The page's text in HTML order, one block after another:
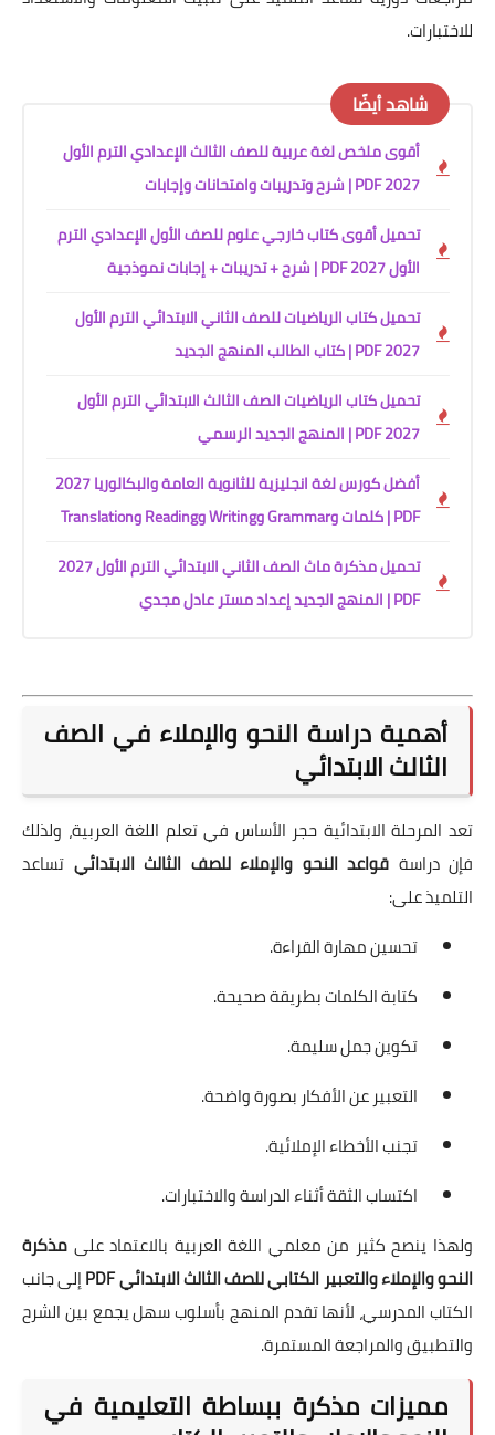
للاختبارات.
شاهد أيضًا
أقوى ملخص لغة عربية للصف الثالث الإعدادي الترم الأول
2027 PDF | شرح وتدريبات وامتحانات وإجابات
تحميل أقوى كتاب خارجي علوم للصف الأول الإعدادي الترم
الأول 2027 PDF | شرح + تدريبات + إجابات نموذجية
تحميل كتاب الرياضيات للصف الثاني الابتدائي الترم الأول
2027 PDF | كتاب الطالب المنهج الجديد
تحميل كتاب الرياضيات الصف الثالث الابتدائي الترم الأول
2027 PDF | المنهج الجديد الرسمي
أفضل كورس لغة انجليزية للثانوية العامة والبكالوريا 2027
PDF | كلمات وGrammar وWriting وReading وTranslation
تحميل مذكرة ماث الصف الثاني الابتدائي الترم الأول 2027
PDF | المنهج الجديد إعداد مستر عادل مجدي
أهمية دراسة النحو والإملاء في الصف
الثالث الابتدائي
تعد المرحلة الابتدائية حجر الأساس في تعلم اللغة العربية، ولذلك
فإن دراسة قواعد النحو والإملاء للصف الثالث الابتدائي تساعد
التلميذ على:
تحسين مهارة القراءة.
كتابة الكلمات بطريقة صحيحة.
تكوين جمل سليمة.
التعبير عن الأفكار بصورة واضحة.
تجنب الأخطاء الإملائية.
اكتساب الثقة أثناء الدراسة والاختبارات.
ولهذا ينصح كثير من معلمي اللغة العربية بالاعتماد على مذكرة
النحو والإملاء والتعبير الكتابي للصف الثالث الابتدائي PDF
إلى جانب
الكتاب المدرسي، لأنها تقدم المنهج بأسلوب سهل يجمع بين الشرح
والتطبيق والمراجعة المستمرة.
مميزات مذكرة ببساطة التعليمية في